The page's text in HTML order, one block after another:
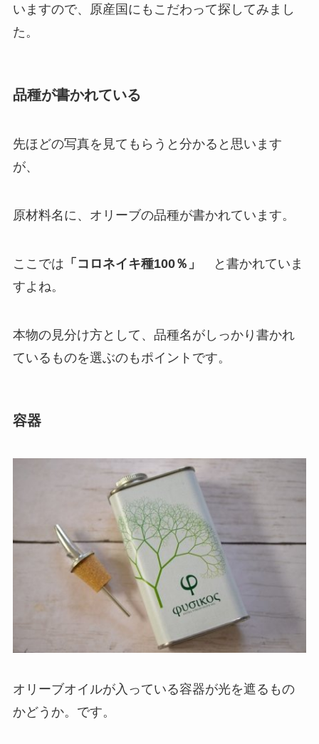
いますので、原産国にもこだわって探してみまし
た。
品種が書かれている
先ほどの写真を見てもらうと分かると思います
が、
原材料名に、オリーブの品種が書かれています。
ここでは 「コロネイキ種100％」
と書かれていま
すよね。
本物の見分け方として、品種名がしっかり書かれ
ているものを選ぶのもポイントです。
容器
オリーブオイルが入っている容器が光を遮るもの
かどうか。です。